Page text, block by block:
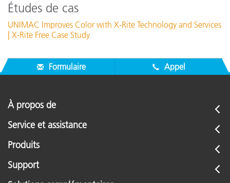
Études de cas
UNIMAC Improves Color with X-Rite Technology and Services
| X-Rite Free Case Study
Formulaire Appel
À propos de
Service et assistance
Produits
Support